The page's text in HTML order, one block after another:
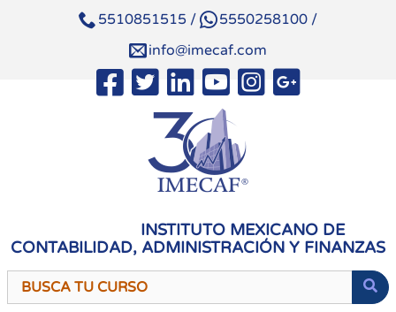
5510851515 / 5550258100 /
info@imecaf.com
INSTITUTO MEXICANO DE
CONTABILIDAD, ADMINISTRACIÓN Y FINANZAS